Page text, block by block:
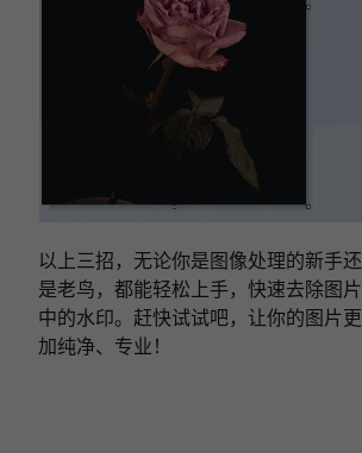
以上三招，无论你是图像处理的新手还
是老鸟，都能轻松上手，快速去除图片
中的水印。赶快试试吧，让你的图片更
加纯净、专业！